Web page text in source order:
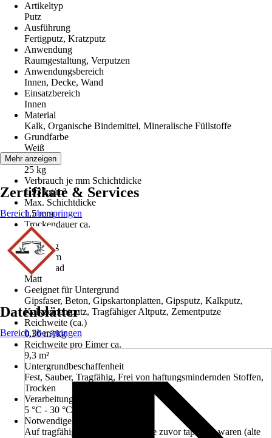
Artikeltyp
Putz
Ausführung
Fertigputz, Kratzputz
Anwendung
Raumgestaltung, Verputzen
Anwendungsbereich
Innen, Decke, Wand
Einsatzbereich
Innen
Material
Kalk, Organische Bindemittel, Mineralische Füllstoffe
Grundfarbe
Weiß
Inhalt
25 kg
Verbrauch je mm Schichtdicke
1,93 kg/m²
Max. Schichtdicke
1,5 mm
Trockendauer ca.
48 h
Körnung
0-1,5 mm
Glanzgrad
Matt
Geeignet für Untergrund
Gipsfaser, Beton, Gipskartonplatten, Gipsputz, Kalkputz,
Kalkzementputz, Tragfähiger Altputz, Zementputze
Reichweite (ca.)
0,36 m²/kg
Reichweite pro Eimer ca.
9,3 m²
Untergrundbeschaffenheit
Fest, Sauber, Tragfähig, Frei von haftungsmindernden Stoffen,
Trocken
Verarbeitungstemperatur
5 °C - 30 °C
Notwendige Vorbehandlung
Auf tragfähigen Altputzen, welche zuvor tapeziert waren (alte
Mehr anzeigen
Zertifikate & Services
Bereich überspringen
Datenblätter
Bereich überspringen